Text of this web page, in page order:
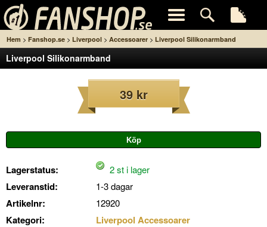
Hem > Fanshop.se > Liverpool > Accessoarer > Liverpool Silikonarmband
Liverpool Silikonarmband
39 kr
Lagerstatus: 2 st i lager
Leveranstid: 1-3 dagar
Artikelnr: 12920
Kategori:
Liverpool Accessoarer